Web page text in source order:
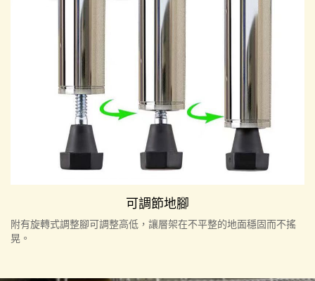
可調節地腳
附有旋轉式調整腳可調整高低，讓層架在不平整的地面穩固而不搖
晃。